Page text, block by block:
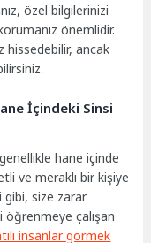
özel bilgilerinizi
önemlidir.
hissedebilir, ancak
İçindeki Sinsi
hane içinde
ve meraklı bir kişiye
gibi, size zarar
çalışan
insanlar görmek